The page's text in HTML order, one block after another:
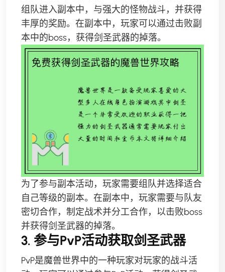
组队进入副本中，与强大的怪物战斗，并获得
丰厚的奖励。在副本中，玩家可以通过击败副
本中的boss，获得剑圣武器的掉落。
为了参与副本活动，玩家需要组队并选择适合
自己等级的副本。在副本中，玩家需要与队友
密切合作，制定战术并分工合作，以击败boss
并获得剑圣武器的掉落。
3. 参与PvP活动获取剑圣武器
PvP是魔兽世界中的一种玩家对玩家的战斗活